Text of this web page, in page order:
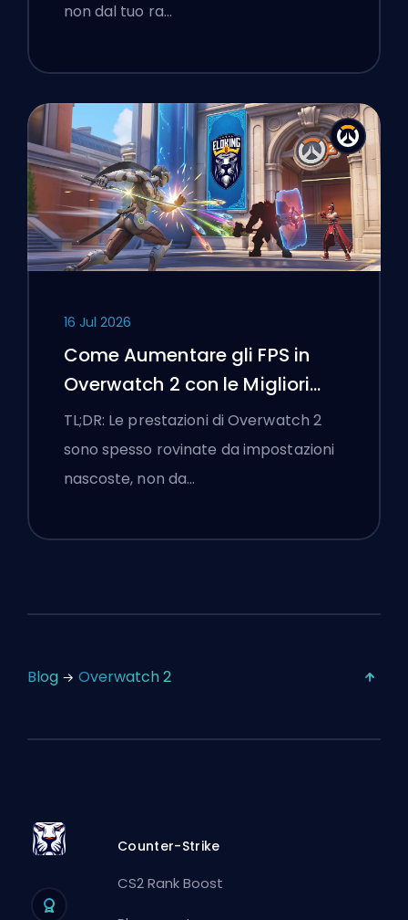
non dal tuo ra…
16 Jul 2026
Come Aumentare gli FPS in
Overwatch 2 con le Migliori
Impostazioni
TL;DR: Le prestazioni di Overwatch 2
sono spesso rovinate da impostazioni
nascoste, non da…
Blog Overwatch 2
Counter-Strike
CS2 Rank Boost